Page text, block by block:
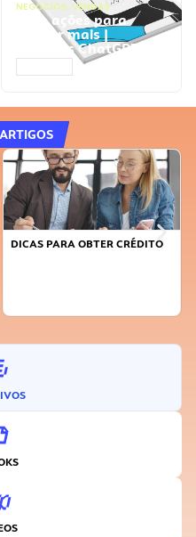
NEGÓCIOS, VENDAS
Faça ações para
vender mais |
Prompts ChatGPT
DICAS PARA OBTER CRÉDITO